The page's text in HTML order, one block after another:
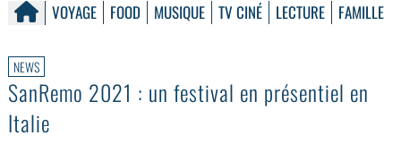
VOYAGE FOOD MUSIQUE TV CINÉ LECTURE FAMILLE
NEWS
SanRemo 2021 : un festival en présentiel en
Italie